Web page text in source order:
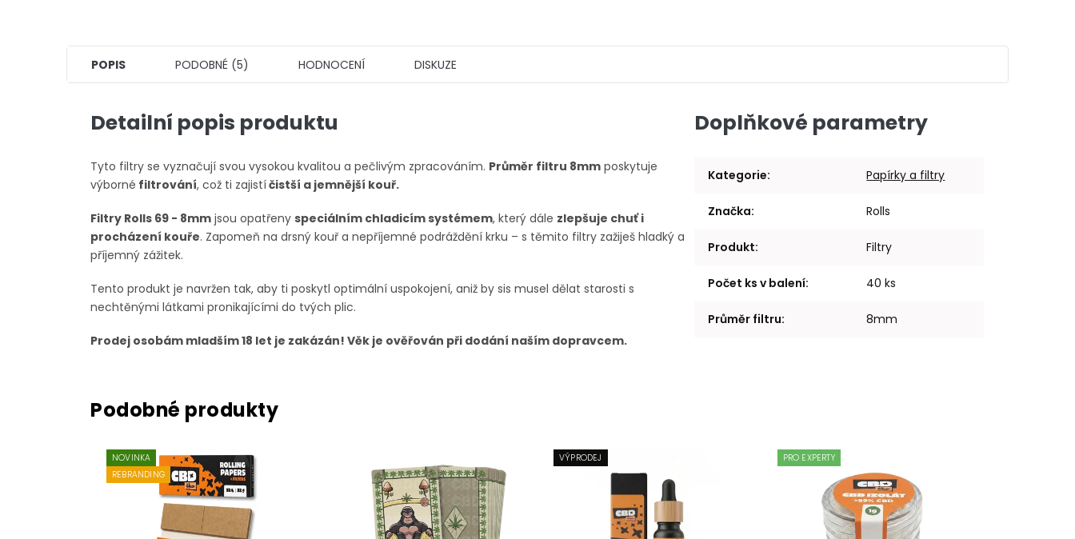
POPIS PODOBNÉ (5) HODNOCENÍ DISKUZE
Detailní popis produktu
Tyto filtry se vyznačují svou vysokou kvalitou a pečlivým zpracováním. Průměr filtru 8mm poskytuje
výborné filtrování, což ti zajistíčistší a jemnější kouř.
Filtry Rolls 69 - 8mm jsou opatřeny speciálním chladicím systémem, který dále zlepšuje chuť i
procházení kouře. Zapomeň na drsný kouř a nepříjemné podráždění krku – s těmito filtry zažiješ hladký a
příjemný zážitek.
Tento produkt je navržen tak, aby ti poskytl optimální uspokojení, aniž by sis musel dělat starosti s
nechtěnými látkami pronikajícími do tvých plic.
Prodej osobám mladším 18 let je zakázán! Věk je ověřován při dodání naším dopravcem.
Doplňkové parametry
Kategorie: Papírky a filtry
Značka: Rolls
Produkt: Filtry
Počet ks v balení: 40 ks
Průměr filtru: 8mm
NOVINKA
REBRANDING
VÝPRODEJ PRO EXPERTY